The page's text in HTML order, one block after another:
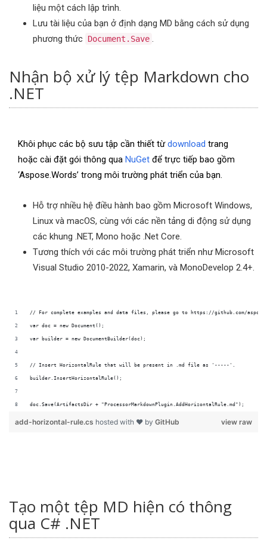
liệu một cách lập trình.
Lưu tài liệu của bạn ở định dạng MD bằng cách sử dụng
phương thức Document.Save .
Nhận bộ xử lý tệp Markdown cho
.NET
Khôi phục các bộ sưu tập cần thiết từdownload trang
hoặc cài đặt gói thông qua NuGet để trực tiếp bao gồm
‘Aspose.Words’ trong môi trường phát triển của bạn.
Hỗ trợ nhiều hệ điều hành bao gồm Microsoft Windows,
Linux và macOS, cùng với các nền tảng di động sử dụng
các khung .NET, Mono hoặc .Net Core.
Tương thích với các môi trường phát triển như Microsoft
Visual Studio 2010-2022, Xamarin, và MonoDevelop 2.4+.
doc.Save(ArtifactsDir + "ProcessorMarkdownPlugin.AddHorizontalRule.md");
view raw
add-horizontal-rule.cs hosted with ❤ by GitHub
Tạo một tệp MD hiện có thông
qua C# .NET